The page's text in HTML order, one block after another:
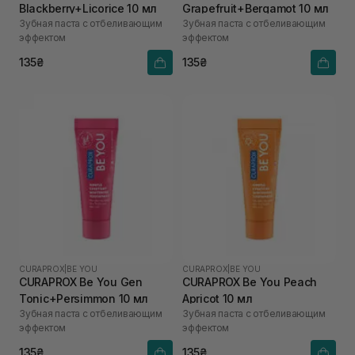
Blackberry+Licorice 10 мл
Зубная паста с отбеливающим
эффектом
135₴
Grapefruit+Bergamot 10 мл
Зубная паста с отбеливающим
эффектом
135₴
CURAPROX BE YOU
CURAPROX Be You Gen
Tonic+Persimmon 10 мл
Зубная паста с отбеливающим
эффектом
CURAPROX BE YOU
CURAPROX Be You Peach
Apricot 10 мл
Зубная паста с отбеливающим
эффектом